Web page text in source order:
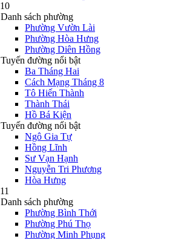
Danh sách phường
Phường Vườn Lài
Phường Hòa Hưng
Phường Diên Hồng
Tuyến đường nổi bật
Ba Tháng Hai
Cách Mạng Tháng 8
Tô Hiến Thành
Thành Thái
Hồ Bá Kiện
Tuyến đường nổi bật
Ngô Gia Tự
Hồng Lĩnh
Sư Vạn Hạnh
Nguyễn Tri Phương
Hòa Hưng
Danh sách phường
Phường Bình Thới
Phường Phú Thọ
Phường Minh Phụng